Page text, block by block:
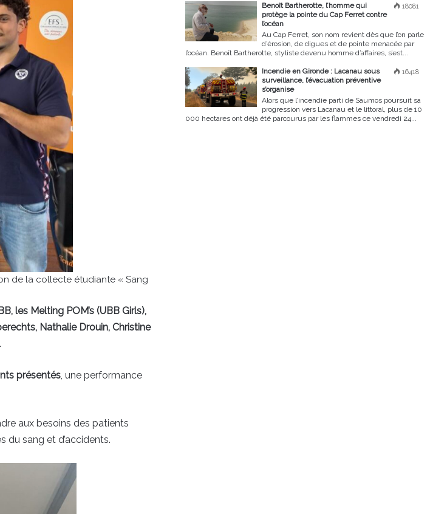
de la collecte étudiante « Sang
les Melting POM’s (UBB Girls),
Nathalie Drouin, Christine
présentés, une performance
aux besoins des patients
du sang et d’accidents.
18081
Benoît Bartherotte, l’homme qui
protège la pointe du Cap Ferret contre
l’océan
Au Cap Ferret, son nom revient dès que l’on parle
d’érosion, de digues et de pointe menacée par
l’océan. Benoît Bartherotte, styliste devenu homme d’affaires, s’est...
16418
Incendie en Gironde : Lacanau sous
surveillance, l’évacuation préventive
s’organise
Alors que l’incendie parti de Saumos poursuit sa
progression vers Lacanau et le littoral, plus de 10
000 hectares ont déjà été parcourus par les flammes ce vendredi 24...